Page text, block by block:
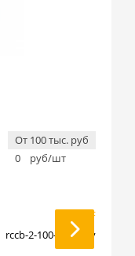
От 100 тыс. руб
0
руб/шт
EKF
rccb-2-100-500-g-av